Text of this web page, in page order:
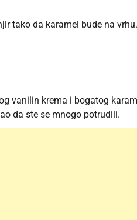
tako da karamel bude na vrhu.
vanilin krema i bogatog
da ste se mnogo potrudili.